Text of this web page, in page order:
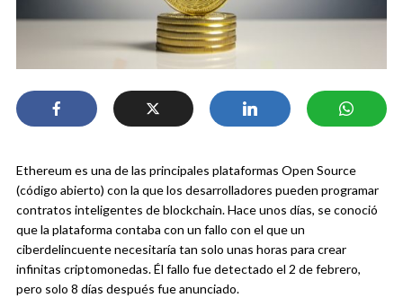
Ethereum es una de las principales plataformas Open Source
(código abierto) con la que los desarrolladores pueden programar
contratos inteligentes de blockchain. Hace unos días, se conoció
que la plataforma contaba con un fallo con el que un
ciberdelincuente necesitaría tan solo unas horas para crear
infinitas criptomonedas. Él fallo fue detectado el 2 de febrero,
pero solo 8 días después fue anunciado.